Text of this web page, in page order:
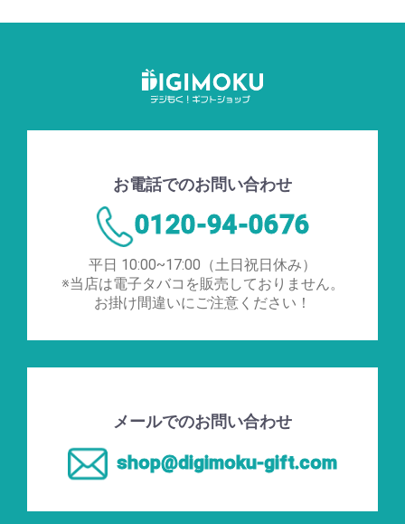
お電話でのお問い合わせ
0120-94-0676
平日 10:00~17:00（土日祝日休み）
※当店は電子タバコを販売しておりません。
お掛け間違いにご注意ください！
メールでのお問い合わせ
shop@digimoku-gift.com